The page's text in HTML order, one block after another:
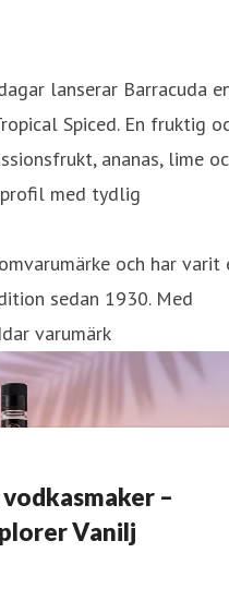
örtiga och
lika bra i snapsglaset
lanserar Barracuda
Spiced. En fruktig
ananas, lime
med tydlig
och har varit
sedan 1930. Med
varumärk
–
Vanilj